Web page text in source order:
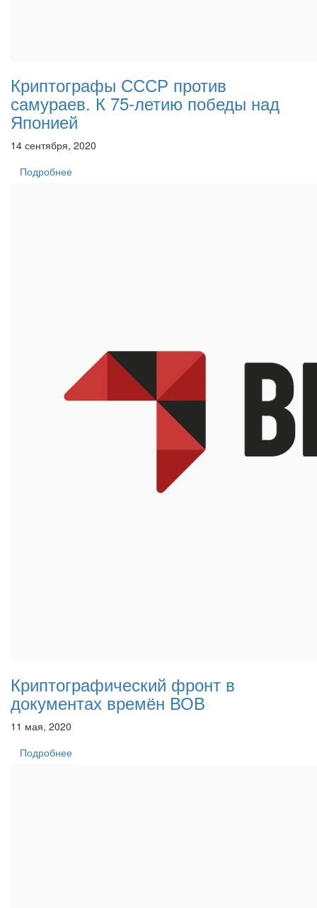
Криптографы СССР против
самураев. К 75-летию победы над
Японией
14 сентября, 2020
Подробнее
Криптографический фронт в
документах времён ВОВ
11 мая, 2020
Подробнее